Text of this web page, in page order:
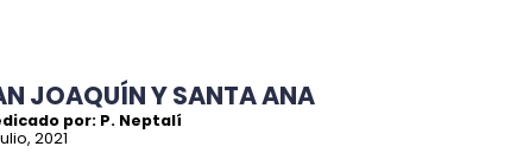
JOAQUÍN Y SANTA ANA
por: P. Neptalí
2021